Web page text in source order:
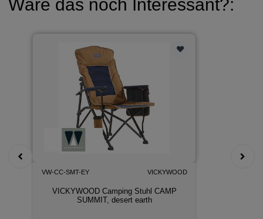
Wäre das noch Interessant?:
VW-CC-SMT-EY VICKYWOOD
VICKYWOOD Camping Stuhl CAMP
SUMMIT, desert earth